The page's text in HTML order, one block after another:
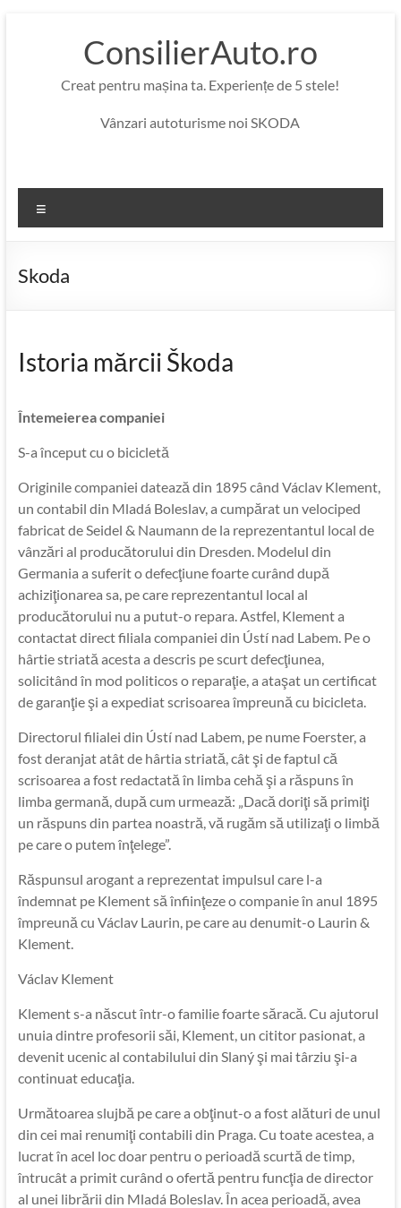
ConsilierAuto.ro
Creat pentru mașina ta. Experiențe de 5 stele!
Vânzari autoturisme noi SKODA
Skoda
Istoria mărcii Škoda
Întemeierea companiei
S-a început cu o bicicletă
Originile companiei datează din 1895 când Václav Klement,
un contabil din Mladá Boleslav, a cumpărat un velociped
fabricat de Seidel & Naumann de la reprezentantul local de
vânzări al producătorului din Dresden. Modelul din
Germania a suferit o defecţiune foarte curând după
achiziţionarea sa, pe care reprezentantul local al
producătorului nu a putut-o repara. Astfel, Klement a
contactat direct filiala companiei din Ústí nad Labem. Pe o
hârtie striată acesta a descris pe scurt defecţiunea,
solicitând în mod politicos o reparaţie, a ataşat un certificat
de garanţie şi a expediat scrisoarea împreună cu bicicleta.
Directorul filialei din Ústí nad Labem, pe nume Foerster, a
fost deranjat atât de hârtia striată, cât şi de faptul că
scrisoarea a fost redactată în limba cehă şi a răspuns în
limba germană, după cum urmează: „Dacă doriţi să primiţi
un răspuns din partea noastră, vă rugăm să utilizaţi o limbă
pe care o putem înţelege”.
Răspunsul arogant a reprezentat impulsul care l-a
îndemnat pe Klement să înfiinţeze o companie în anul 1895
împreună cu Václav Laurin, pe care au denumit-o Laurin &
Klement.
Václav Klement
Klement s-a născut într-o familie foarte săracă. Cu ajutorul
unuia dintre profesorii săi, Klement, un cititor pasionat, a
devenit ucenic al contabilului din Slaný şi mai târziu şi-a
continuat educaţia.
Următoarea slujbă pe care a obţinut-o a fost alături de unul
din cei mai renumiţi contabili din Praga. Cu toate acestea, a
lucrat în acel loc doar pentru o perioadă scurtă de timp,
întrucât a primit curând o ofertă pentru funcţia de director
al unei librării din Mladá Boleslav. În acea perioadă, avea